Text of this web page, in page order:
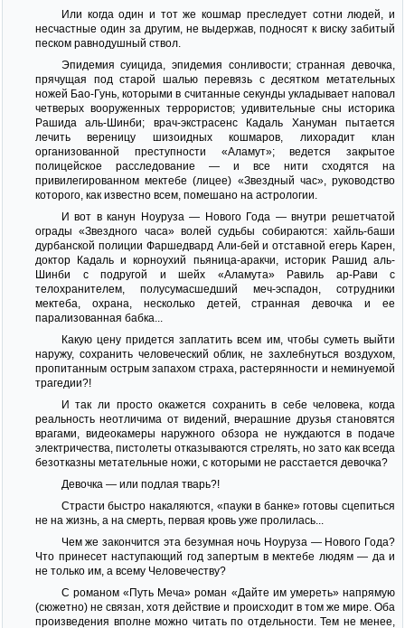
Или когда один и тот же кошмар преследует сотни людей, и
несчастные один за другим, не выдержав, подносят к виску забитый
песком равнодушный ствол.
Эпидемия суицида, эпидемия сонливости; странная девочка,
прячущая под старой шалью перевязь с десятком метательных
ножей Бао-Гунь, которыми в считанные секунды укладывает наповал
четверых вооруженных террористов; удивительные сны историка
Рашида аль-Шинби; врач-экстрасенс Кадаль Хануман пытается
лечить вереницу шизоидных кошмаров, лихорадит клан
организованной преступности «Аламут»; ведется закрытое
полицейское расследование — и все нити сходятся на
привилегированном мектебе (лицее) «Звездный час», руководство
которого, как известно всем, помешано на астрологии.
И вот в канун Hоуруза — Hового Года — внутри решетчатой
ограды «Звездного часа» волей судьбы собираются: хайль-баши
дурбанской полиции Фаршедвард Али-бей и отставной егерь Карен,
доктор Кадаль и корноухий пьяница-аракчи, историк Рашид аль-
Шинби с подругой и шейх «Аламута» Равиль ар-Рави с
телохранителем, полусумасшедший меч-эспадон, сотрудники
мектеба, охрана, несколько детей, странная девочка и ее
парализованная бабка...
Какую цену придется заплатить всем им, чтобы суметь выйти
наружу, сохранить человеческий облик, не захлебнуться воздухом,
пропитанным острым запахом страха, растерянности и неминуемой
трагедии?!
И так ли просто окажется сохранить в себе человека, когда
реальность неотличима от видений, вчерашние друзья становятся
врагами, видеокамеры наружного обзора не нуждаются в подаче
электричества, пистолеты отказываются стрелять, но зато как всегда
безотказны метательные ножи, с которыми не расстается девочка?
Девочка — или подлая тварь?!
Страсти быстро накаляются, «пауки в банке» готовы сцепиться
не на жизнь, а на смерть, первая кровь уже пролилась...
Чем же закончится эта безумная ночь Hоуруза — Hового Года?
Что принесет наступающий год запертым в мектебе людям — да и
не только им, а всему Человечеству?
С романом «Путь Меча» роман «Дайте им умереть» напрямую
(сюжетно) не связан, хотя действие и происходит в том же мире. Оба
произведения вполне можно читать по отдельности. Тем не менее,